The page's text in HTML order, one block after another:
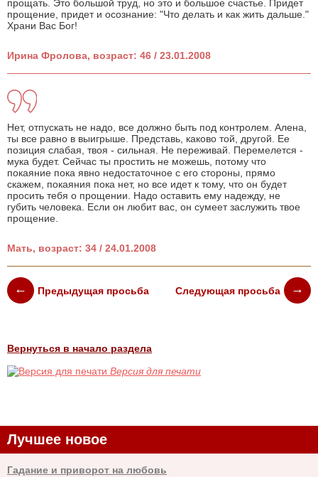
прощать. Это большой труд, но это и большое счастье. Придет
прощение, придет и осознание: "Что делать и как жить дальше."
Храни Вас Бог!
Ирина Фролова, возраст: 46 / 23.01.2008
Нет, отпускать не надо, все должно быть под контролем. Алена,
ты все равно в выигрыше. Представь, каково той, другой. Ее
позиция слабая, твоя - сильная. Не переживай. Перемелется -
мука будет. Сейчас ты простить не можешь, потому что
покаяние пока явно недостаточное с его стороны, прямо
скажем, покаяния пока нет, но все идет к тому, что он будет
просить тебя о прощении. Надо оставить ему надежду, не
губить человека. Если он любит вас, он сумеет заслужить твое
прощение.
Мать, возраст: 34 / 24.01.2008
Предыдущая просьба Следующая просьба
Вернуться в начало раздела
Версия для печати
Лучшее новое
Гадание и приворот на любовь